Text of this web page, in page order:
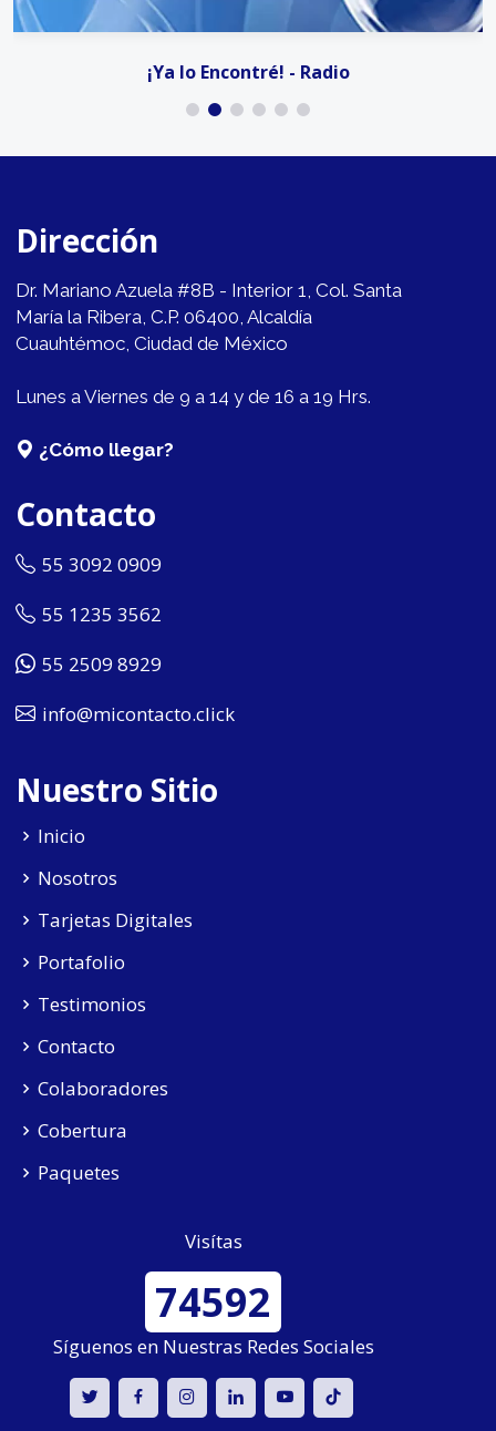
¡Ya lo Encontré! - Radio
Dirección
Dr. Mariano Azuela #8B - Interior 1, Col. Santa
María la Ribera, C.P. 06400, Alcaldía
Cuauhtémoc, Ciudad de México
Lunes a Viernes de 9 a 14 y de 16 a 19 Hrs.
¿Cómo llegar?
Contacto
55 3092 0909
55 1235 3562
55 2509 8929
info@micontacto.click
Nuestro Sitio
Inicio
Nosotros
Tarjetas Digitales
Portafolio
Testimonios
Contacto
Colaboradores
Cobertura
Paquetes
Visítas
74592
Síguenos en Nuestras Redes Sociales